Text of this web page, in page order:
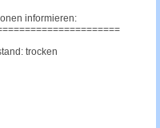
informieren:
trocken